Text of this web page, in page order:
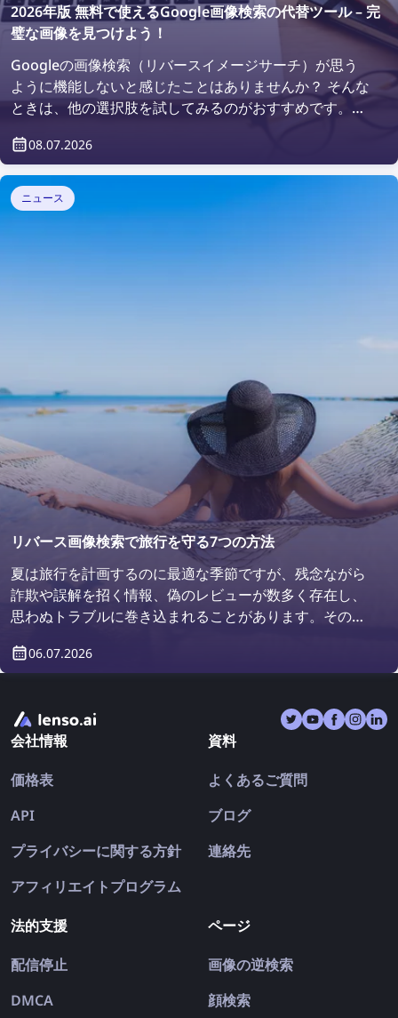
2026年版 無料で使えるGoogle画像検索の代替ツール – 完
璧な画像を見つけよう！
Googleの画像検索（リバースイメージサーチ）が思う
ように機能しないと感じたことはありませんか？ そんな
ときは、他の選択肢を試してみるのがおすすめです。
画像を見つけましょう！
08.07.2026
ニュース
リバース画像検索で旅行を守る7つの方法
夏は旅行を計画するのに最適な季節ですが、残念ながら
詐欺や誤解を招く情報、偽のレビューが数多く存在し、
思わぬトラブルに巻き込まれることがあります。その結
かりした気持ちで帰宅することになるかもしれません。
06.07.2026
会社情報
価格表
API
プライバシーに関する方針
アフィリエイトプログラム
資料
よくあるご質問
ブログ
連絡先
法的支援
配信停止
DMCA
ページ
画像の逆検索
顔検索